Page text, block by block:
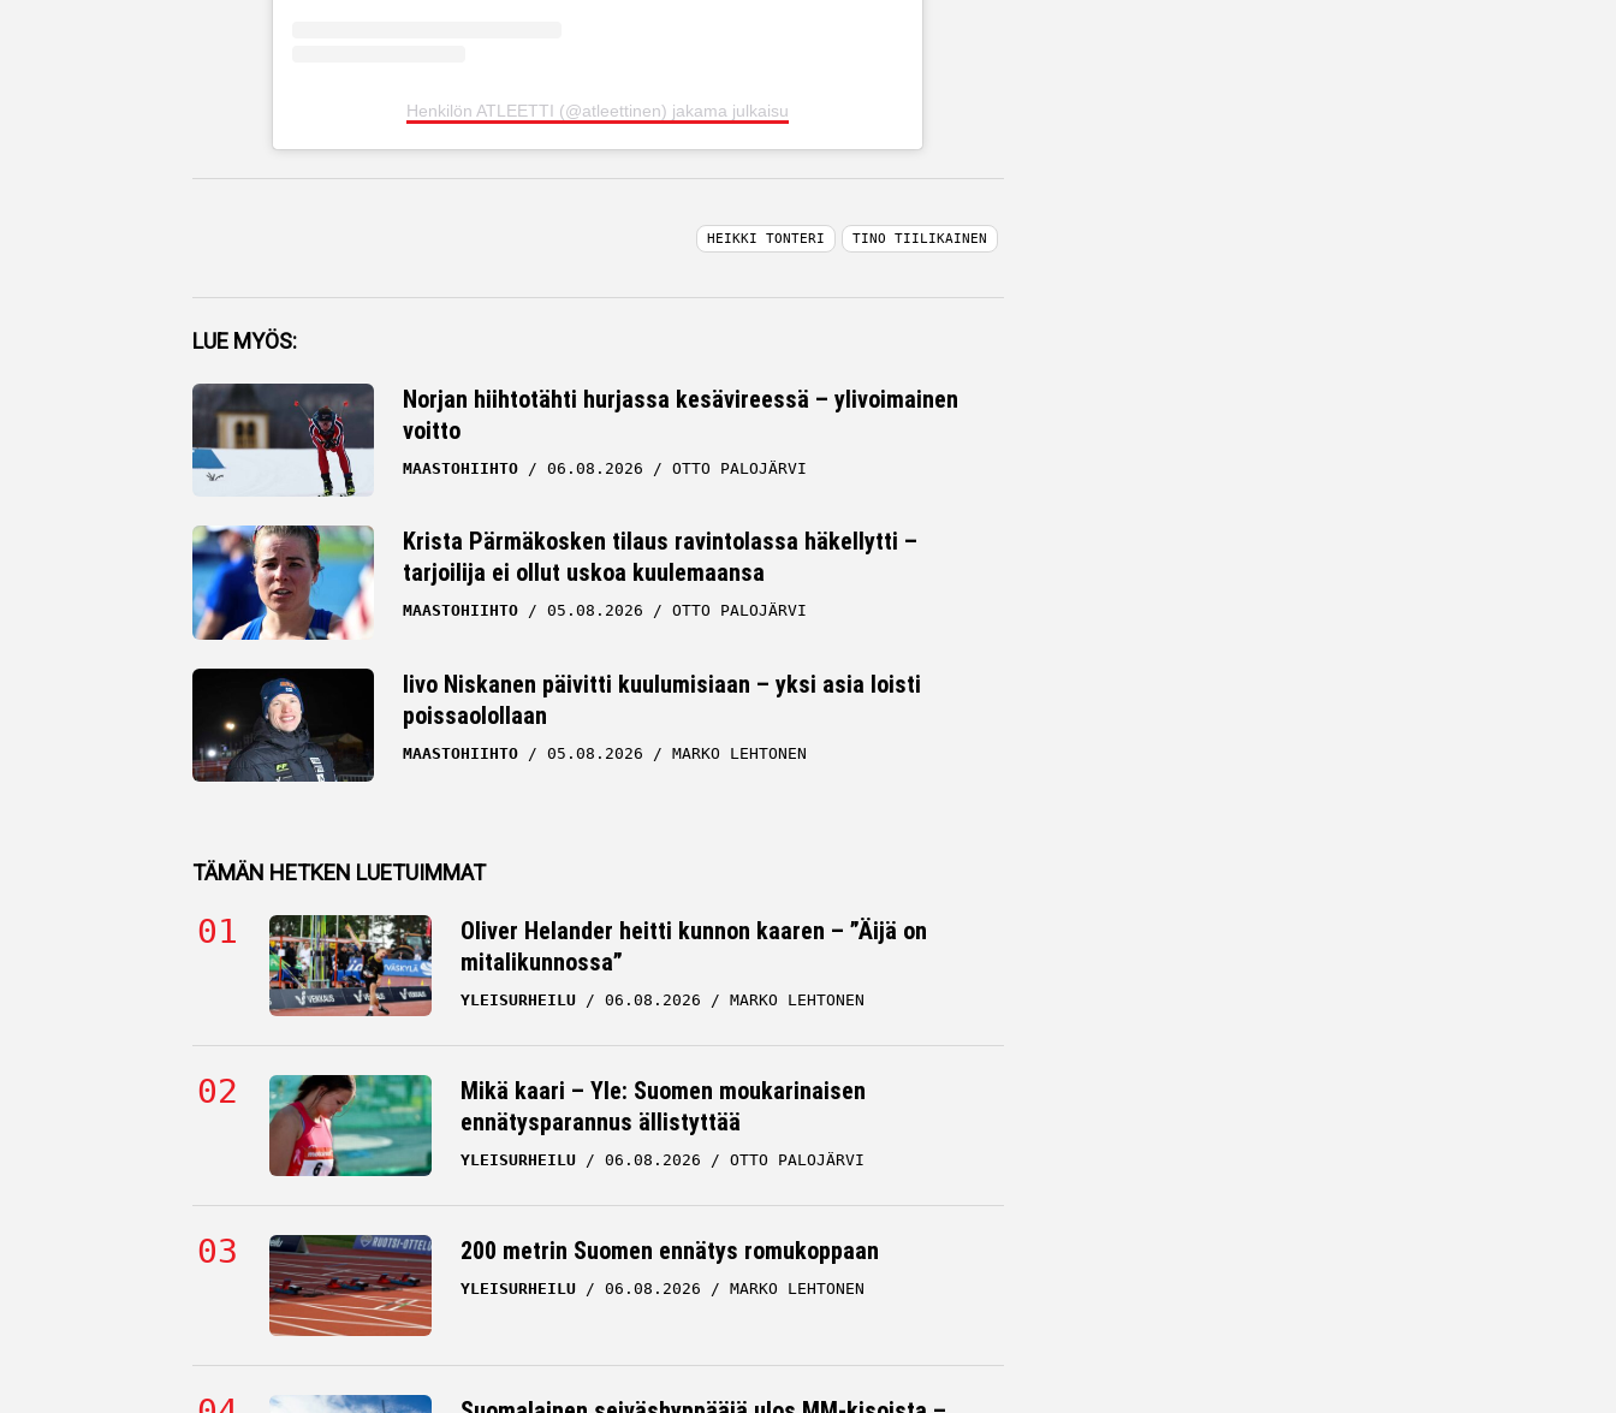
Henkilön ATLEETTI (@atleettinen) jakama julkaisu
Facebook
Twitter
Whatsapp
HEIKKI TONTERI TINO TIILIKAINEN
LUE MYÖS:
Norjan hiihtotähti hurjassa kesävireessä – ylivoimainen
voitto
MAASTOHIIHTO 06.08.2026 OTTO PALOJÄRVI
Krista Pärmäkosken tilaus ravintolassa häkellytti –
tarjoilija ei ollut uskoa kuulemaansa
MAASTOHIIHTO 05.08.2026 OTTO PALOJÄRVI
Iivo Niskanen päivitti kuulumisiaan – yksi asia loisti
poissaolollaan
MAASTOHIIHTO 05.08.2026 MARKO LEHTONEN
TÄMÄN HETKEN LUETUIMMAT
Oliver Helander heitti kunnon kaaren – ”Äijä on
mitalikunnossa”
YLEISURHEILU 06.08.2026 MARKO LEHTONEN
Mikä kaari – Yle: Suomen moukarinaisen
ennätysparannus ällistyttää
YLEISURHEILU 06.08.2026 OTTO PALOJÄRVI
200 metrin Suomen ennätys romukoppaan
YLEISURHEILU 06.08.2026 MARKO LEHTONEN